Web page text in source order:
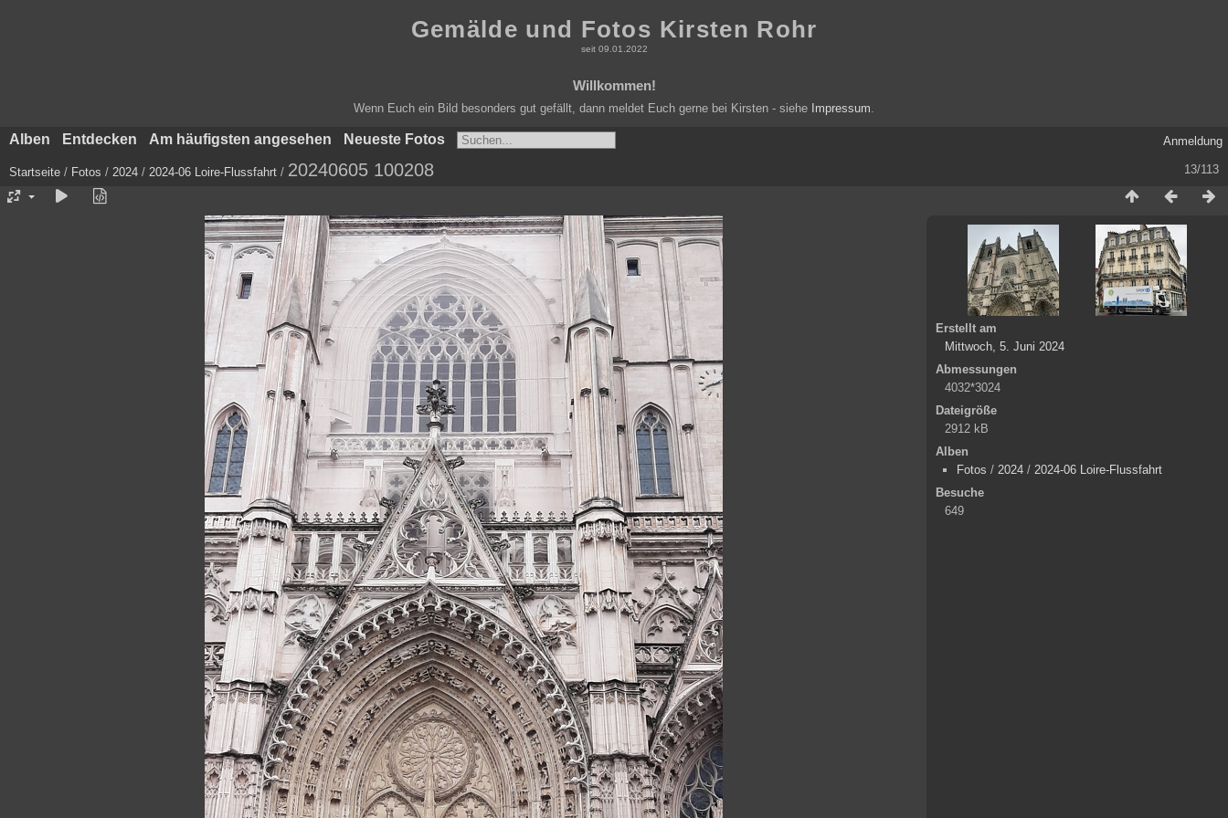
Gemälde und Fotos Kirsten Rohr
seit 09.01.2022
Willkommen!
Wenn Euch ein Bild besonders gut gefällt, dann meldet Euch gerne bei Kirsten - siehe Impressum
Alben Entdecken Am häufigsten angesehen Neueste Fotos Anmeldung
13/113
Startseite / Fotos / 2024 / 2024-06 Loire-Flussfahrt / 20240605 100208
Erstellt am
Mittwoch, 5. Juni 2024
Abmessungen
4032*3024
Dateigröße
2912 kB
Alben
Fotos / 2024 / 2024-06 Loire-Flussfahrt
Besuche
649